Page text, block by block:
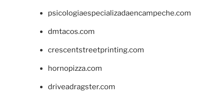
psicologiaespecializadaencampeche.com
dmtacos.com
crescentstreetprinting.com
hornopizza.com
driveadragster.com